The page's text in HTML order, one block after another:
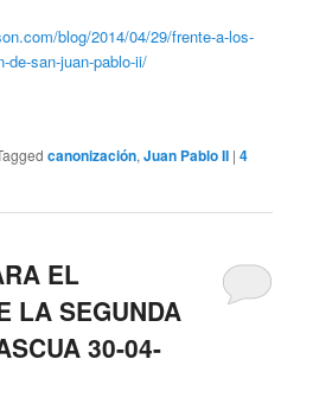
blog/2014/04/29/frente-a-los-
de-san-juan-pablo-ii/
canonización,Juan Pablo II |4
EL
LA SEGUNDA
30-04-